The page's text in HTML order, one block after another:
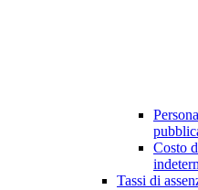
Costo
Tassi di